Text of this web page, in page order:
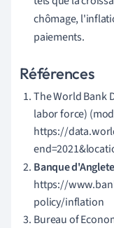
chômage,
paiements.
Références
The World Bank
labor force)
https://
Banque
https://
policy/inflation
Bureau of